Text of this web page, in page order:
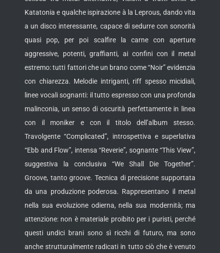
Katatonia e qualche ispirazione à la Leprous, dando vita
a un disco interessante, capace di sedurre con sonorità
quasi pop, per poi scalfire la carne con aperture
aggressive, potenti, graffianti, ai confini con il metal
estremo: tutti fattori che un brano come “Noir” evidenzia
con chiarezza. Melodie intriganti, riff spesso micidiali,
linee vocali sognanti: il tutto espresso con una profonda
malinconia, un senso di oscurità perfettamente in linea
con il moniker e con il titolo dell’album stesso.
Travolgente “Complicated”, introspettiva e superlativa
“Ebb and Flow”, intensa “Reverie”, sognante “This View”,
suggestiva la conclusiva “We Shall Die Together”.
Groove, tanto groove. Tecnica di precisione supportata
da una produzione poderosa. Rappresentano il metal
nella sua evoluzione odierna, nella sua modernità; ma
attenzione: non è materiale proibito per i puristi, perché
questi undici brani sono sì ricchi di futuro, ma sono
anche strutturalmente radicati in tutto ciò che è venuto